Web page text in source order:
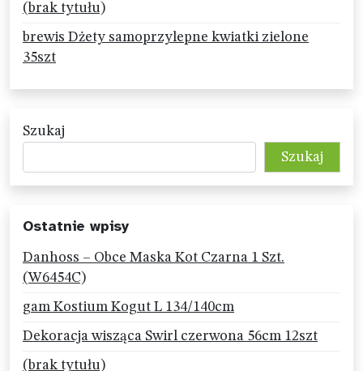
(brak tytułu)
brewis Dżety samoprzylepne kwiatki zielone
35szt
Szukaj
Szukaj
Ostatnie wpisy
Danhoss – Obce Maska Kot Czarna 1 Szt.
(W6454C)
gam Kostium Kogut L 134/140cm
Dekoracja wisząca Swirl czerwona 56cm 12szt
(brak tytułu)